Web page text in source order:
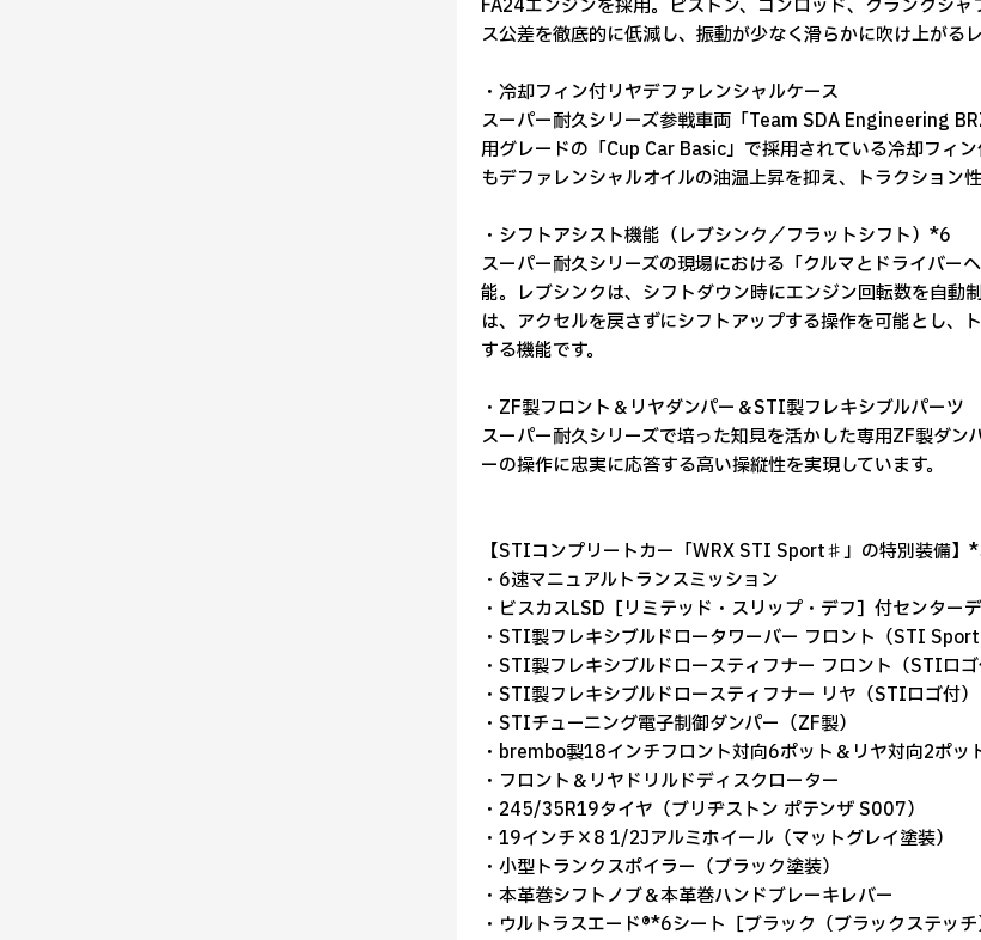
FA24エンジンを採用。ピストン、コンロッド、クランクシ
ス公差を徹底的に低減し、振動が少なく滑らかに吹け上がる
・冷却フィン付リヤデファレンシャルケース
スーパー耐久シリーズ参戦車両「Team SDA Engineering
用グレードの「Cup Car Basic」で採用されている冷却フィ
もデファレンシャルオイルの油温上昇を抑え、トラクション
・シフトアシスト機能（レブシンク／フラットシフト）*6
スーパー耐久シリーズの現場における「クルマとドライバ
能。レブシンクは、シフトダウン時にエンジン回転数を自動
は、アクセルを戻さずにシフトアップする操作を可能とし
する機能です。
・ZF製フロント＆リヤダンパー＆STI製フレキシブルパーツ
スーパー耐久シリーズで培った知見を活かした専用ZF製ダ
ーの操作に忠実に応答する高い操縦性を実現しています。
【STIコンプリートカー「WRX STI Sport♯」の特別装備】
・6速マニュアルトランスミッション
・ビスカスLSD［リミテッド・スリップ・デフ］付センター
・STI製フレキシブルドロータワーバー フロント（STI
・STI製フレキシブルドロースティフナー フロント（STIロゴ
・STI製フレキシブルドロースティフナー リヤ（STIロゴ付）
・STIチューニング電子制御ダンパー（ZF製）
・brembo製18インチフロント対向6ポット＆リヤ対向2ポッ
・フロント＆リヤドリルドディスクローター
・245/35R19タイヤ（ブリヂストン ポテンザ S007）
・19インチ×8 1/2Jアルミホイール（マットグレイ塗装）
・小型トランクスポイラー（ブラック塗装）
・本革巻シフトノブ＆本革巻ハンドブレーキレバー
・ウルトラスエード®*6シート［ブラック（ブラックステッ